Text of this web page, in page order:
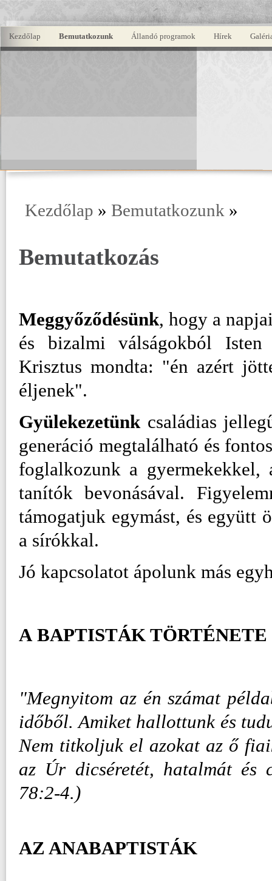
Kezdőlap Bemutatkozunk Állandó programok Hírek
Kezdőlap » Bemutatkozunk »
Bemutatkozás
Meggyőződésünk, hogy a
és bizalmi válságokból Isten
Krisztus mondta: "én azért
éljenek".
Gyülekezetünk családias
generáció megtalálható és
foglalkozunk a
tanítók bevonásával.
támogatjuk egymást, és
a sírókkal.
Jó kapcsolatot ápolunk más
A BAPTISTÁK TÖRTÉNETE
"Megnyitom az én számat
időből. Amiket hallottunk és
Nem titkoljuk el azokat az ő
az Úr dicséretét, hatalmát és
78:2-4.)
AZ ANABAPTISTÁK